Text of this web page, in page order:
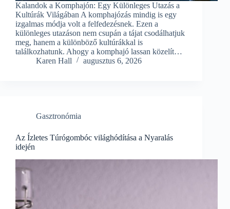
Kalandok a Komphajón: Egy Különleges Utazás a
Kultúrák Világában A komphajózás mindig is egy
izgalmas módja volt a felfedezésnek. Ezen a
különleges utazáson nem csupán a tájat csodálhatjuk
meg, hanem a különböző kultúrákkal is
találkozhatunk. Ahogy a komphajó lassan közelít…
Karen Hall
augusztus 6, 2026
Gasztronómia
Az Ízletes Túrógombóc világhódítása a Nyaralás
idején